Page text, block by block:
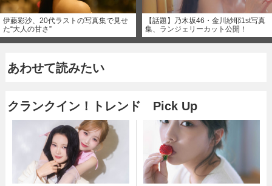
伊藤彩沙、20代ラストの写真集で見せ
た“大人の甘さ”
【話題】乃木坂46・金川紗耶1st写真
集、ランジェリーカット公開！
あわせて読みたい
クランクイン！トレンド Pick Up